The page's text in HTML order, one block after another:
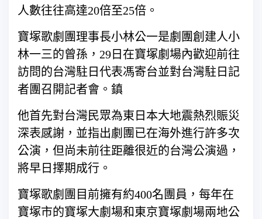
人數往往高達20倍至25倍。
寶塚歌劇團理事長小林公一是劇團創建人小
林一三的曾孫，29日在寶塚劇場內歡迎前往
訪問的台灣駐日代表馮寄台並對台灣駐日記
者團召開記者會。鎮
他首先對台灣民眾為東日本大地震熱烈賑災
深表感謝，並指出劇團已在海外進行許多次
公演，但尚未前往距離很近的台灣公演過，
將早日擇期成行。
寶塚歌劇團目前擁有約400名團員，每年在
寶塚市的寶塚大劇場和東京寶塚劇場兩地公